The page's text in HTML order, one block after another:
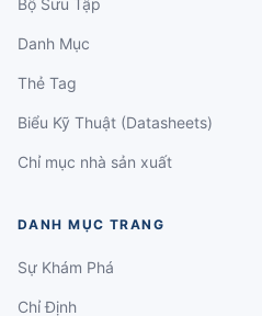
Bộ Sưu Tập
Danh Mục
Thẻ Tag
Biểu Kỹ Thuật (Datasheets)
Chỉ mục nhà sản xuất
DANH MỤC TRANG
Sự Khám Phá
Chỉ Định